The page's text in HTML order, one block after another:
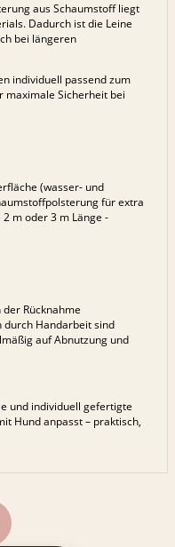
aus Schaumstoff liegt
Dadurch ist die Leine
bei längeren
individuell passend zum
maximale Sicherheit bei
(wasser- und
für extra
m oder 3 m Länge -
Rücknahme
durch Handarbeit sind
auf Abnutzung und
und individuell gefertigte
Hund anpasst – praktisch,